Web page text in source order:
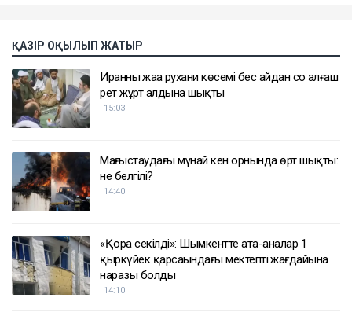
Иранның жаңа рухани көсемі бес айдан соң алғаш
рет жұрт алдына шықты
15:03